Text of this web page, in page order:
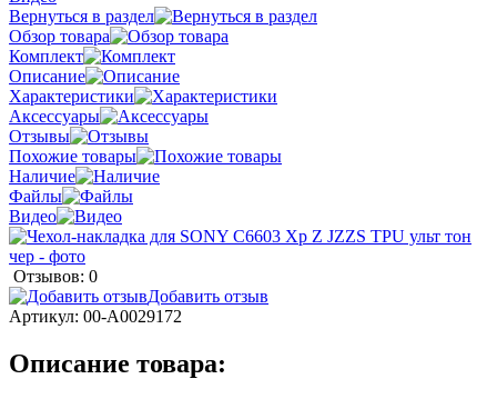
Вернуться в раздел
Обзор товара
Комплект
Описание
Характеристики
Аксессуары
Отзывы
Похожие товары
Наличие
Файлы
Видео
Отзывов: 0
Добавить отзыв
Артикул: 00-А0029172
Описание товара: